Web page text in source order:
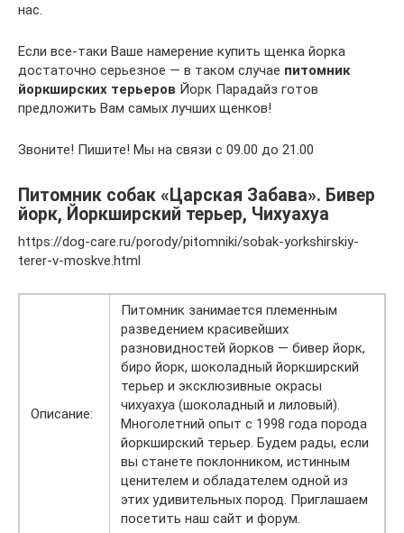
нас.
Если все-таки Ваше намерение купить щенка йорка
достаточно серьезное — в таком случае питомник
йоркширских терьеров Йорк Парадайз готов
предложить Вам самых лучших щенков!
Звоните! Пишите! Мы на связи с 09.00 до 21.00
Питомник собак «Царская Забава». Бивер
йорк, Йоркширский терьер, Чихуахуа
https://dog-care.ru/porody/pitomniki/sobak-yorkshirskiy-
terer-v-moskve.html
Описание:
Питомник занимается племенным
разведением красивейших
разновидностей йорков — бивер йорк,
биро йорк, шоколадный йоркширский
терьер и эксклюзивные окрасы
чихуахуа (шоколадный и лиловый).
Многолетний опыт с 1998 года порода
йоркширский терьер. Будем рады, если
вы станете поклонником, истинным
ценителем и обладателем одной из
этих удивительных пород. Приглашаем
посетить наш сайт и форум.